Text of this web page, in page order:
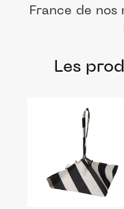
France de
partenaires.
français pour
Les